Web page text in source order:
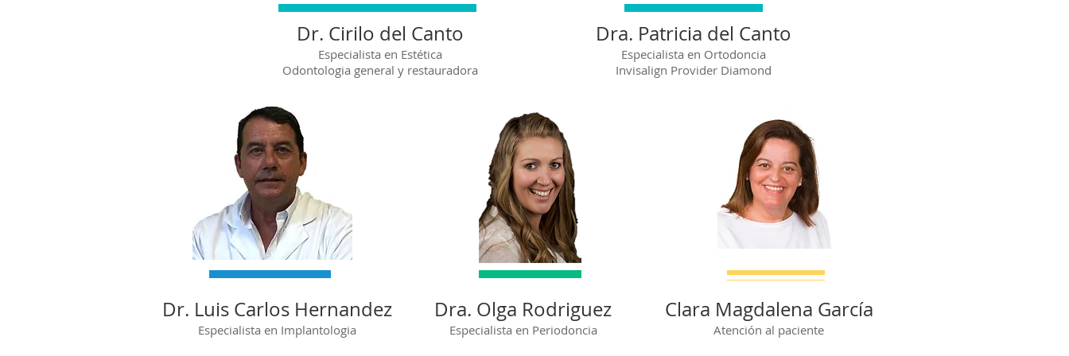
Dr. Cirilo del Canto
Especialista en Estética
Odontologia general y restauradora
Dra. Patricia del Canto
Especialista en Ortodoncia
Invisalign Provider Diamond
Dr. Luis Carlos Hernandez
Especialista en Implantologia
Dra. Olga Rodriguez
Especialista en Periodoncia
Clara Magdalena García
Atención al paciente